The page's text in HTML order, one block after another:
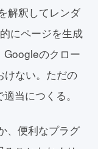
解釈してレンダ
にページを生成
Googleのクロー
けない。ただの
当につくる。
、便利なプラグ